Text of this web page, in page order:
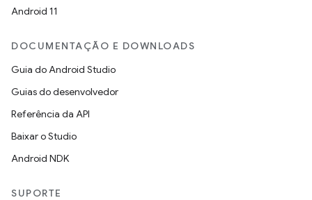
Android 11
DOCUMENTAÇÃO E DOWNLOADS
Guia do Android Studio
Guias do desenvolvedor
Referência da API
Baixar o Studio
Android NDK
SUPORTE